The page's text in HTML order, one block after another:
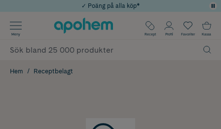
Årets Butik 2025 inom Skönhet
Använd kod: SOMMAR20 för 20% över 649kr
✓ Rådgivning från farmaceuter & hudterapeuter
✓ Poäng på alla köp*
Meny Recept Profil Favoriter Kassa
Hem Receptbelagt